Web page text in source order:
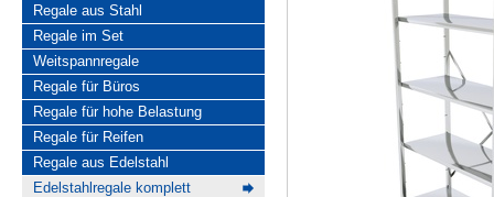
Regale aus Stahl
Regale im Set
Weitspannregale
Regale für Büros
Regale für hohe Belastung
Regale für Reifen
Regale aus Edelstahl
Edelstahlregale komplett